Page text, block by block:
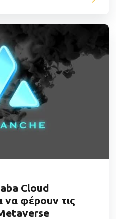
Cloud
να φέρουν τις